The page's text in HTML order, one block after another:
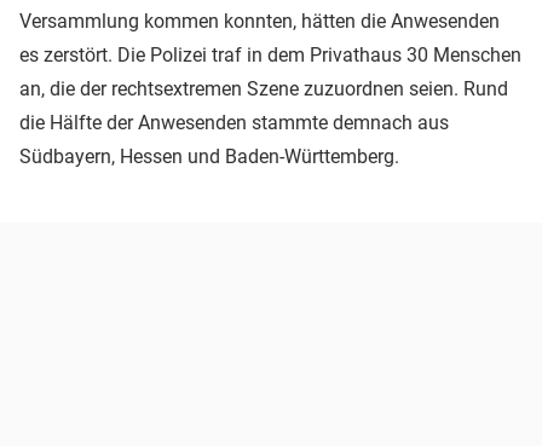
Versammlung kommen konnten, hätten die Anwesenden
es zerstört. Die Polizei traf in dem Privathaus 30 Menschen
an, die der rechtsextremen Szene zuzuordnen seien. Rund
die Hälfte der Anwesenden stammte demnach aus
Südbayern, Hessen und Baden-Württemberg.